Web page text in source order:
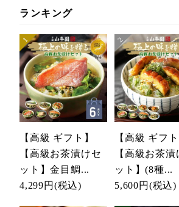
ランキング
【高級 ギフト】
【高級お茶漬けセ
ット】金目鯛...
4,299円 (税込)
【高級 ギフト
【高級お茶漬
ット】(8種...
5,600円 (税込)